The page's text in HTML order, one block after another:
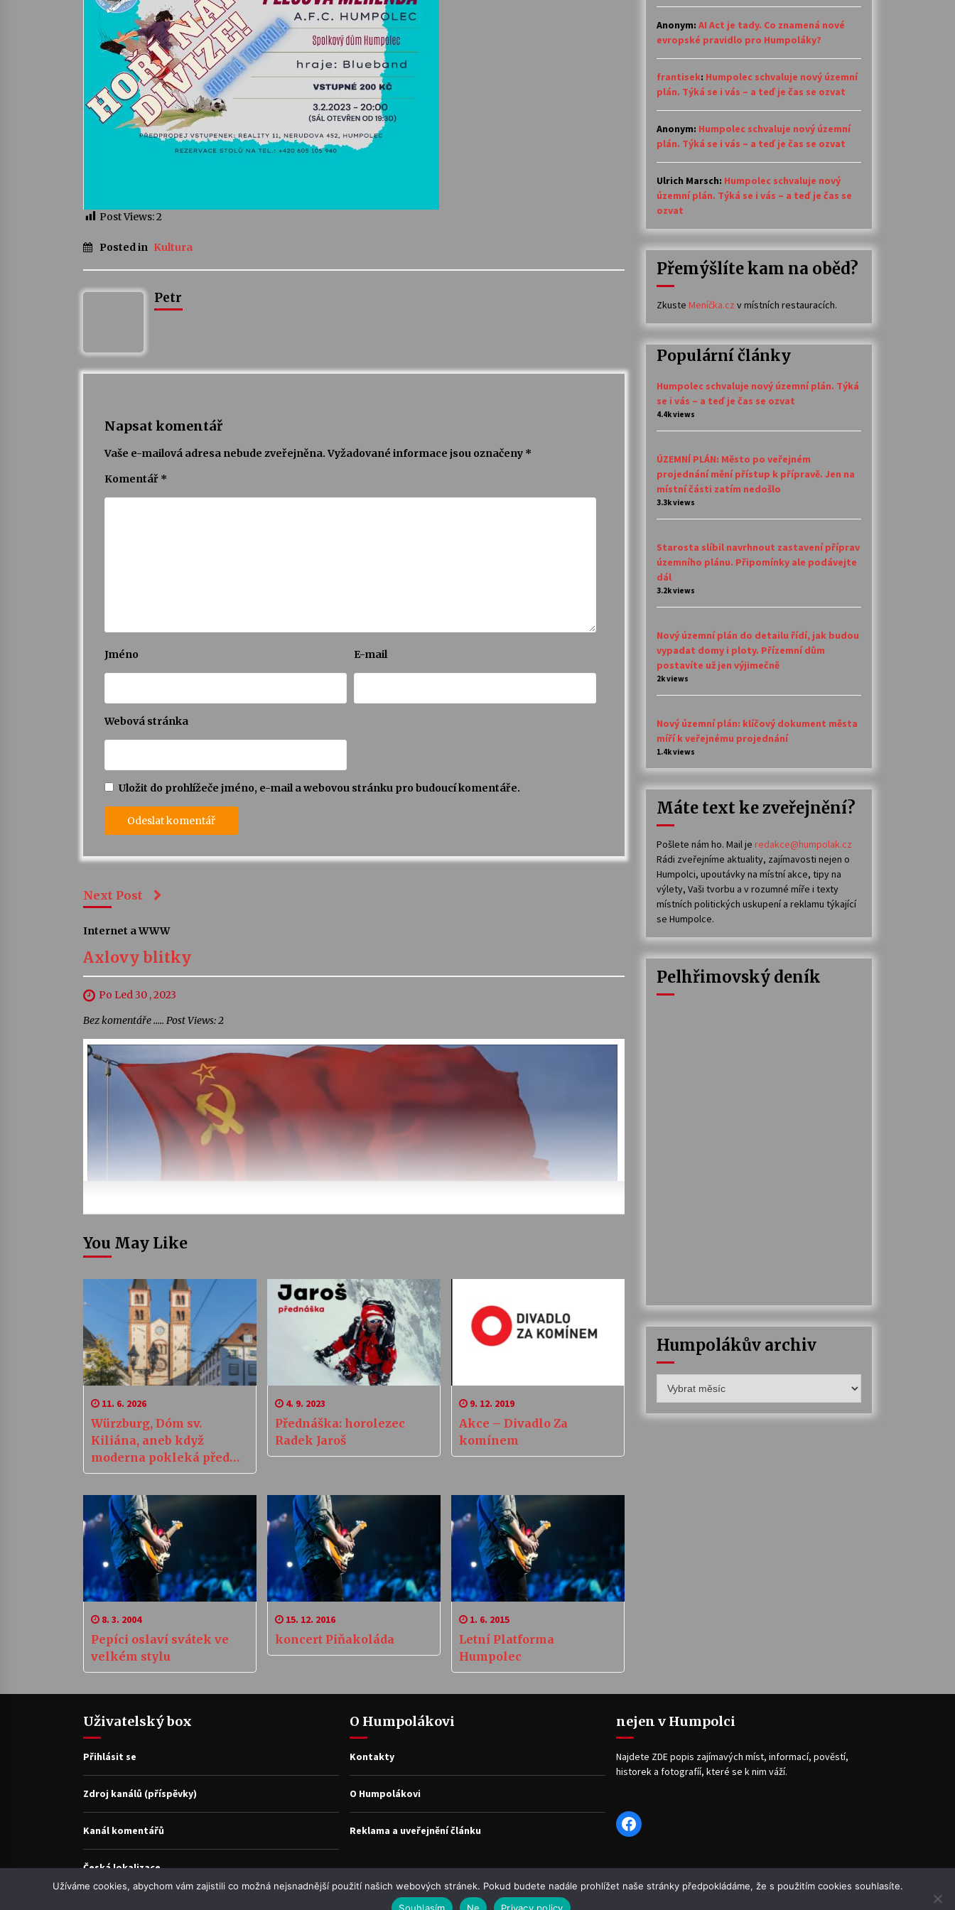
Post Views:2
Posted in Kultura
Petr
Napsat komentář
Vaše e-mailová adresa nebude zveřejněna. Vyžadované informace jsou označeny *
Komentář *
Jméno E-mail
Webová stránka
Uložit do prohlížeče jméno, e-mail a webovou stránku pro budoucí komentáře.
Next Post
Internet a WWW
Axlovy blitky
Po Led 30 , 2023
Bez komentáře ….. Post Views: 2
You May Like
11. 6. 2026
Würzburg, Dóm sv.
Kiliána, aneb když
moderna pokleká před
historií
4. 9. 2023
Přednáška: horolezec
Radek Jaroš
9. 12. 2019
Akce – Divadlo Za
komínem
8. 3. 2004
Pepíci oslaví svátek ve
velkém stylu
15. 12. 2016
koncert Piňakoláda
1. 6. 2015
Letní Platforma
Humpolec
Anonym: AI Act je tady. Co znamená nové
evropské pravidlo pro Humpoláky?
frantisek: Humpolec schvaluje nový územní
plán. Týká se i vás – a teď je čas se ozvat
Anonym: Humpolec schvaluje nový územní
plán. Týká se i vás – a teď je čas se ozvat
Ulrich Marsch: Humpolec schvaluje nový
územní plán. Týká se i vás – a teď je čas se
ozvat
Přemýšlíte kam na oběd?
Zkuste Meníčka.cz v místních restauracích.
Populární články
Humpolec schvaluje nový územní plán. Týká
se i vás – a teď je čas se ozvat
4.4k views
ÚZEMNÍ PLÁN: Město po veřejném
projednání mění přístup k přípravě. Jen na
místní části zatím nedošlo
3.3k views
Starosta slíbil navrhnout zastavení příprav
územního plánu. Připomínky ale podávejte
dál
3.2k views
Nový územní plán do detailu řídí, jak budou
vypadat domy i ploty. Přízemní dům
postavíte už jen výjimečně
2k views
Nový územní plán: klíčový dokument města
míří k veřejnému projednání
1.4k views
Máte text ke zveřejnění?
Pošlete nám ho. Mail je redakce@humpolak.cz
Rádi zveřejníme aktuality, zajímavosti nejen o
Humpolci, upoutávky na místní akce, tipy na
výlety, Vaši tvorbu a v rozumné míře i texty
místních politických uskupení a reklamu týkající
se Humpolce.
Pelhřimovský deník
Humpolákův archiv
archiv
Uživatelský box
Přihlásit se
Zdroj kanálů (příspěvky)
Kanál komentářů
Česká lokalizace
O Humpolákovi
Kontakty
O Humpolákovi
Reklama a uveřejnění článku
nejen v Humpolci
Najdete ZDE popis zajímavých míst, informací, pověstí,
historek a fotografíí, které se k nim váží.
Facebook
Užíváme cookies, abychom vám zajistili co možná nejsnadnější použití našich webových stránek. Pokud budete nadále prohlížet naše stránky předpokládáme, že s použitím cookies souhlasíte.
Souhlasím
Ne Privacy policy